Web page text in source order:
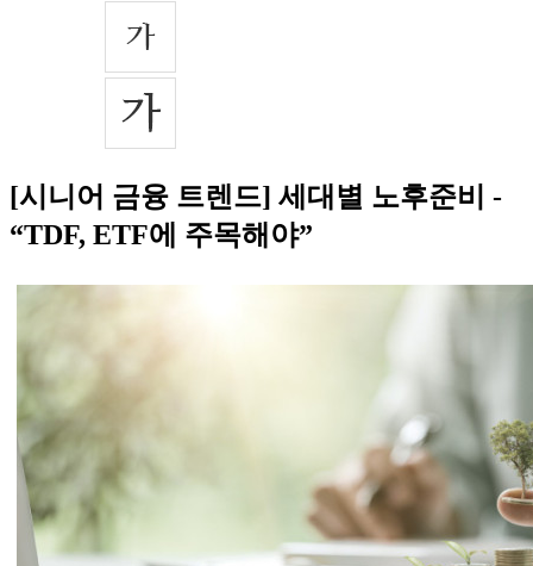
[시니어 금융 트렌드] 세대별 노후준비 -
“TDF, ETF에 주목해야”